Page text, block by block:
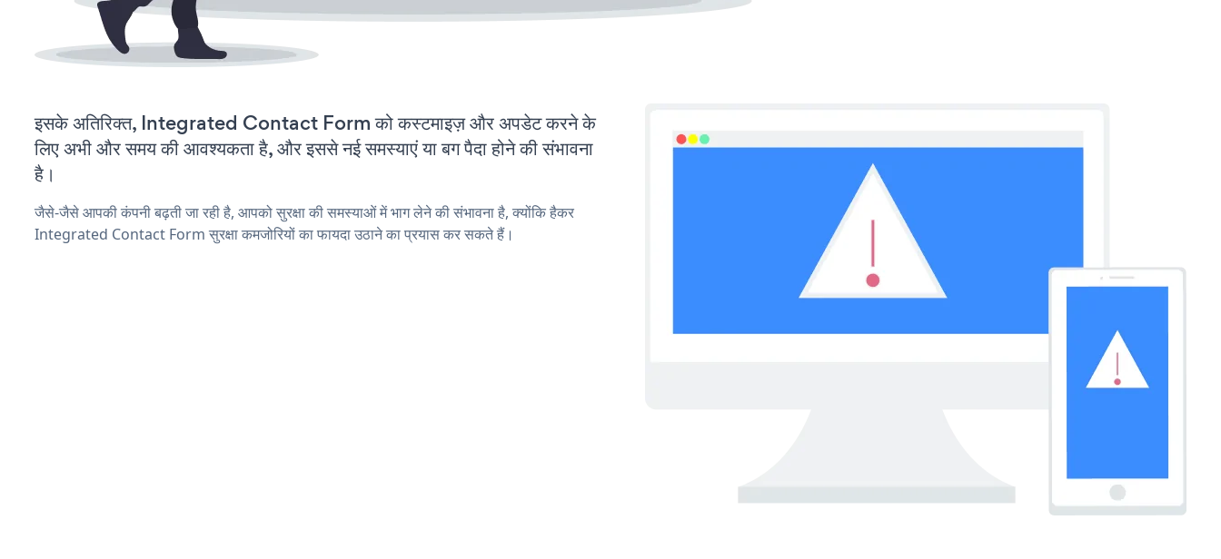
इसके अतिरिक्त, Integrated Contact Form को कस्टमाइज़ और अपडेट करने के
लिए अभी और समय की आवश्यकता है, और इससे नई समस्याएं या बग पैदा होने की संभावना
है।
जैसे-जैसे आपकी कंपनी बढ़ती जा रही है, आपको सुरक्षा की समस्याओं में भाग लेने की संभावना है, क्योंकि हैकर
Integrated Contact Form सुरक्षा कमजोरियों का फायदा उठाने का प्रयास कर सकते हैं।